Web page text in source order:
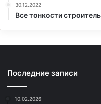
30.12.2022
Все тонкости
Последние записи
10.02.2026